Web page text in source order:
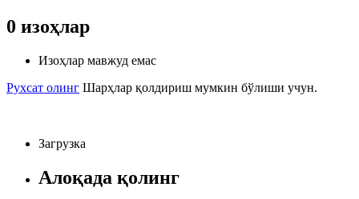
0 изоҳлар
Изоҳлар мавжуд емас
Рухсат олинг Шарҳлар қолдириш мумкин бўлиши учун.
Загрузка
Алоқада қолинг